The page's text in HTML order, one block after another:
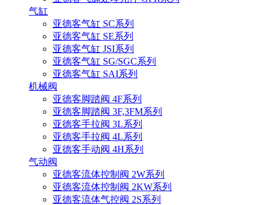
气缸
亚德客气缸 SC系列
亚德客气缸 SE系列
亚德客气缸 JSI系列
亚德客气缸 SG/SGC系列
亚德客气缸 SAI系列
机械阀
亚德客脚踏阀 4F系列
亚德客脚踏阀 3F,3FM系列
亚德客手拉阀 3L系列
亚德客手拉阀 4L系列
亚德客手动阀 4H系列
气动阀
亚德客流体控制阀 2W系列
亚德客流体控制阀 2KW系列
亚德客流体气控阀 2S系列